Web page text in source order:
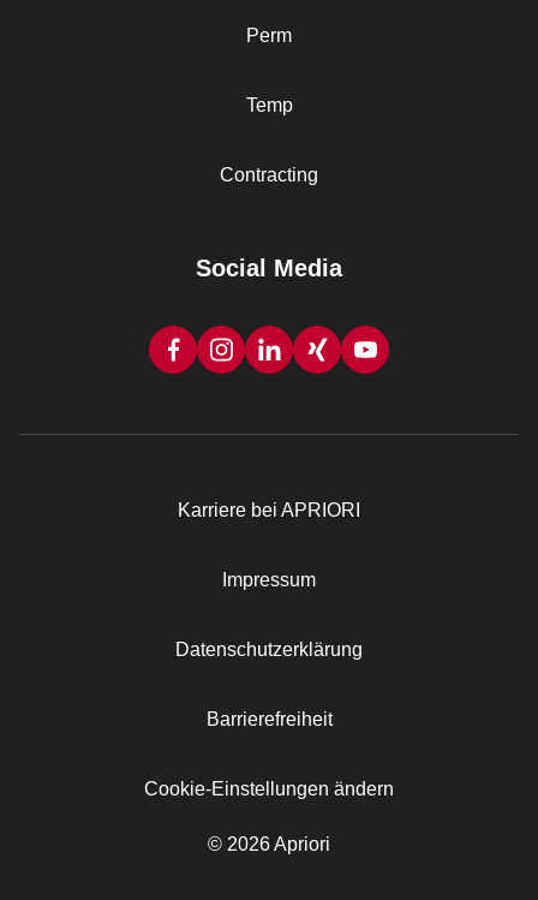
Perm
Temp
Contracting
Social Media
© 2026 Apriori
Karriere bei APRIORI
Impressum
Datenschutzerklärung
Barrierefreiheit
Cookie-Einstellungen ändern